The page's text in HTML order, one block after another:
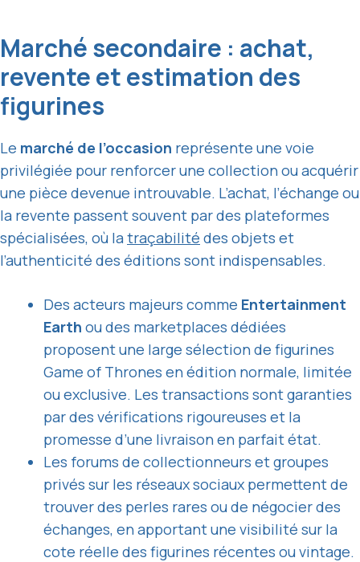
Marché secondaire : achat,
revente et estimation des
figurines
Le marché de l’occasion représente une voie
privilégiée pour renforcer une collection ou acquérir
une pièce devenue introuvable. L’achat, l’échange ou
la revente passent souvent par des plateformes
spécialisées, où latraçabilité des objets et
l’authenticité des éditions sont indispensables.
Des acteurs majeurs comme Entertainment
Earth ou des marketplaces dédiées
proposent une large sélection de figurines
Game of Thrones en édition normale, limitée
ou exclusive. Les transactions sont garanties
par des vérifications rigoureuses et la
promesse d’une livraison en parfait état.
Les forums de collectionneurs et groupes
privés sur les réseaux sociaux permettent de
trouver des perles rares ou de négocier des
échanges, en apportant une visibilité sur la
cote réelle des figurines récentes ou vintage.